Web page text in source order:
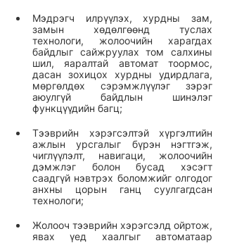
Мэдрэгч илрүүлэх, хурдны зам,
замын хөдөлгөөнд туслах
технологи, жолоочийн харагдах
байдлыг сайжруулах том салхины
шил, яаралтай автомат тоормос,
дасан зохицох хурдны удирдлага,
мөргөлдөх сэрэмжлүүлэг зэрэг
аюулгүй байдлын шинэлэг
функцүүдийн багц;
Тээврийн хэрэгсэлтэй хүргэлтийн
ажлын урсгалыг бүрэн нэгтгэж,
чиглүүлэлт, навигаци, жолоочийн
дэмжлэг болон бусад хэсэгт
саадгүй нэвтрэх боломжийг олгодог
анхны цорын ганц суулгагдсан
технологи;
Жолооч тээврийн хэрэгсэлд ойртож,
явах үед хаалгыг автоматаар